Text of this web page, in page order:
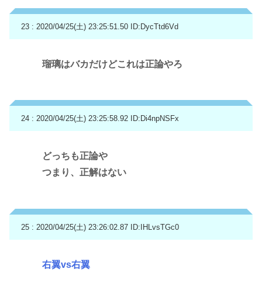
23 : 2020/04/25(土) 23:25:51.50 ID:DycTtd6Vd
瑠璃はバカだけどこれは正論やろ
24 : 2020/04/25(土) 23:25:58.92 ID:Di4npNSFx
どっちも正論や
つまり、正解はない
25 : 2020/04/25(土) 23:26:02.87 ID:IHLvsTGc0
右翼vs右翼